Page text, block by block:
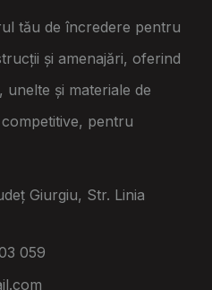
tău de încredere pentru
și amenajări, oferind
unelte și materiale de
pentru
Giurgiu, Str. Linia
059